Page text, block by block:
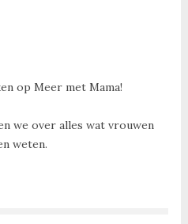
op Meer met Mama!
we over alles wat vrouwen
weten.